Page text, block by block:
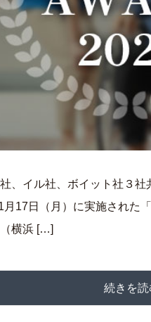
、イル社、ボイット社３社
17日（月）に実施された
横浜 […]
続きを